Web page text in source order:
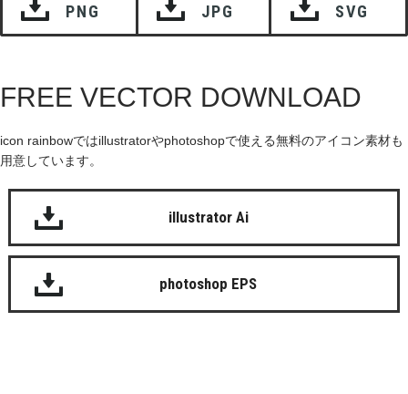
PNG JPG SVG
FREE VECTOR DOWNLOAD
icon rainbowではillustratorやphotoshopで使える無料のアイコン素材も
用意しています。
illustrator Ai
photoshop EPS